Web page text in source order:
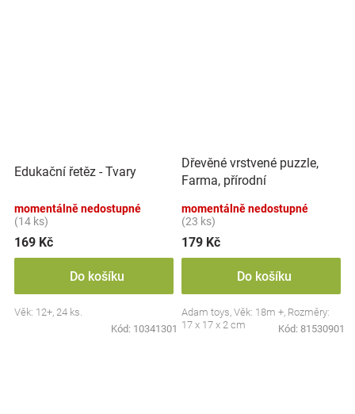
Edukační řetěz - Tvary
momentálně nedostupné
(14 ks)
169 Kč
Do košíku
Věk: 12+, 24 ks.
Kód: 10341301
Dřevěné vrstvené puzzle,
Farma, přírodní
momentálně nedostupné
(23 ks)
179 Kč
Do košíku
Adam toys, Věk: 18m +, Rozměry:
17 x 17 x 2 cm
Kód: 81530901